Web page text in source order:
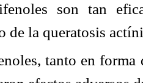
son tan
de la queratosis
tanto en